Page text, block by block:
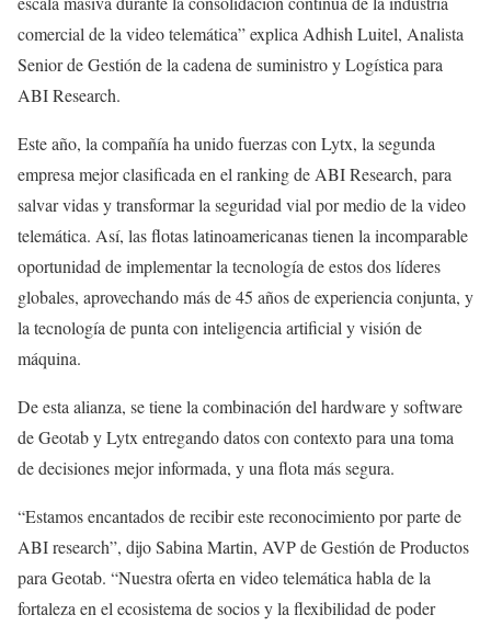
comercial de la video telemática” explica Adhish Luitel, Analista
Senior de Gestión de la cadena de suministro y Logística para
ABI Research.
Este año, la compañía ha unido fuerzas con Lytx, la segunda
empresa mejor clasificada en el ranking de ABI Research, para
salvar vidas y transformar la seguridad vial por medio de la video
telemática. Así, las flotas latinoamericanas tienen la incomparable
oportunidad de implementar la tecnología de estos dos líderes
globales, aprovechando más de 45 años de experiencia conjunta, y
la tecnología de punta con inteligencia artificial y visión de
máquina.
De esta alianza, se tiene la combinación del hardware y software
de Geotab y Lytx entregando datos con contexto para una toma
de decisiones mejor informada, y una flota más segura.
“Estamos encantados de recibir este reconocimiento por parte de
ABI research”, dijo Sabina Martin, AVP de Gestión de Productos
para Geotab. “Nuestra oferta en video telemática habla de la
fortaleza en el ecosistema de socios y la flexibilidad de poder